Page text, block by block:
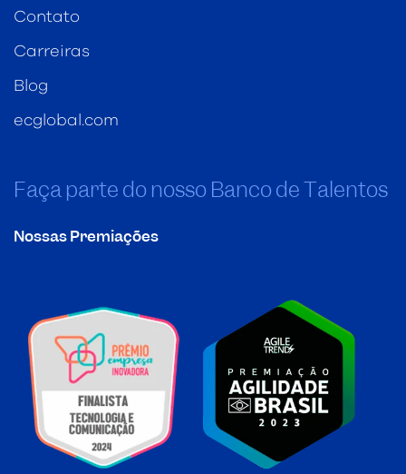
Contato
Carreiras
Blog
ecglobal.com
Faça parte do nosso Banco de Talentos
Nossas Premiações